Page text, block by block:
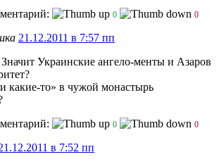
0 0
21.12.2011 в 7:57 пп
Значит Украинские ангело-менты и Азаров
какие-то» в чужой монастырь
0 0
в 7:52 пп